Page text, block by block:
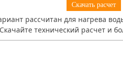
Скачать расчет
рассчитан для нагрева
технический расчет и